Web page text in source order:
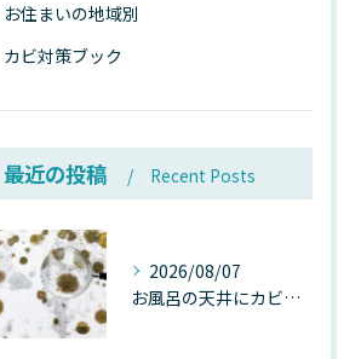
お住まいの地域別
カビ対策ブック
最近の投稿 Recent Posts
2026/08/07
お風呂の天井にカビが生えたら要注意！2026年8月の猛暑・高湿度で急増する浴室カビの原因と正しい対策